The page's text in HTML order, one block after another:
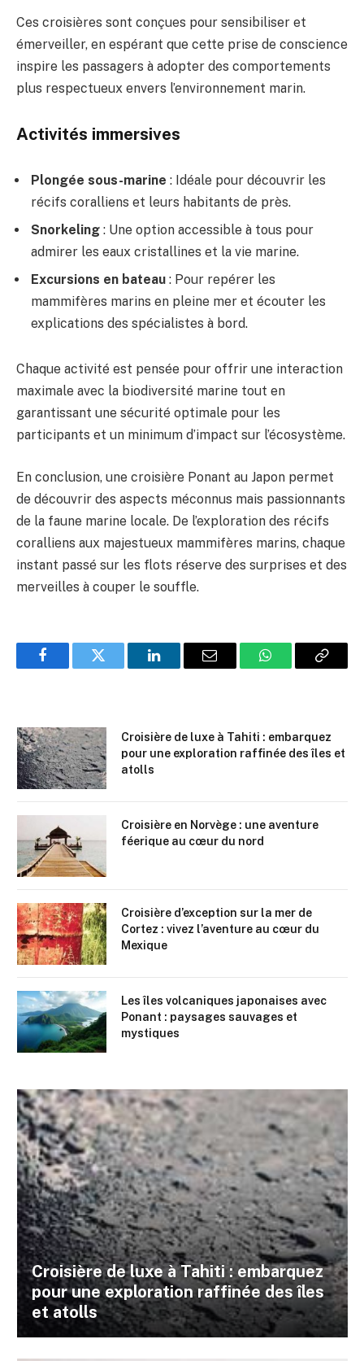
Ces croisières sont conçues pour sensibiliser et
émerveiller, en espérant que cette prise de conscience
inspire les passagers à adopter des comportements
plus respectueux envers l’environnement marin.
Activités immersives
Plongée sous-marine : Idéale pour découvrir les
récifs coralliens et leurs habitants de près.
Snorkeling : Une option accessible à tous pour
admirer les eaux cristallines et la vie marine.
Excursions en bateau : Pour repérer les
mammifères marins en pleine mer et écouter les
explications des spécialistes à bord.
Chaque activité est pensée pour offrir une interaction
maximale avec la biodiversité marine tout en
garantissant une sécurité optimale pour les
participants et un minimum d’impact sur l’écosystème.
En conclusion, une croisière Ponant au Japon permet
de découvrir des aspects méconnus mais passionnants
de la faune marine locale. De l’exploration des récifs
coralliens aux majestueux mammifères marins, chaque
instant passé sur les flots réserve des surprises et des
merveilles à couper le souffle.
FacebookTwitter LinkedInEmail WhatsAppCopy
Croisière de luxe à Tahiti : embarquez
pour une exploration raffinée des îles et
atolls
Croisière en Norvège : une aventure
féerique au cœur du nord
Croisière d’exception sur la mer de
Cortez : vivez l’aventure au cœur du
Mexique
Les îles volcaniques japonaises avec
Ponant : paysages sauvages et
mystiques
Croisière de luxe à Tahiti : embarquez
pour une exploration raffinée des îles
et atolls